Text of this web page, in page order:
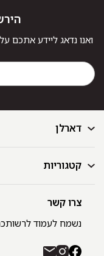
דארלן
דף הבית
GIFT CARD
רשימת חנויות
קטגוריות
מצעים
מגבות
צרו קשר
נשמח לעמוד
ואנו נדאג ליידע אתכם